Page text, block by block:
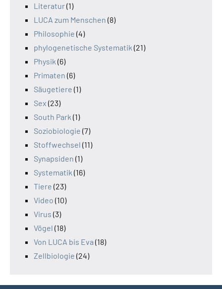
Literatur(1)
LUCA zum Menschen (8)
Philosophie (4)
phylogenetische Systematik (21)
Physik (6)
Primaten (6)
Säugetiere (1)
Sex (23)
South Park (1)
Soziobiologie (7)
Stoffwechsel (11)
Synapsiden (1)
Systematik (16)
Tiere (23)
Video (10)
Virus (3)
Vögel (18)
Von LUCA bis Eva (18)
Zellbiologie (24)